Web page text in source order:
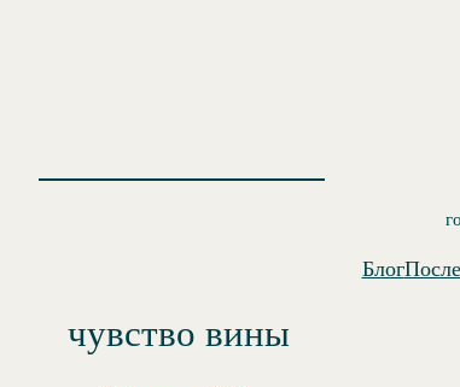
Блог
чувство вины